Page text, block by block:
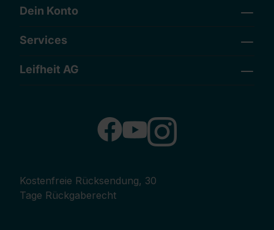
Dein Konto
Services
Leifheit AG
Kostenfreie Rücksendung, 30
Tage Rückgaberecht